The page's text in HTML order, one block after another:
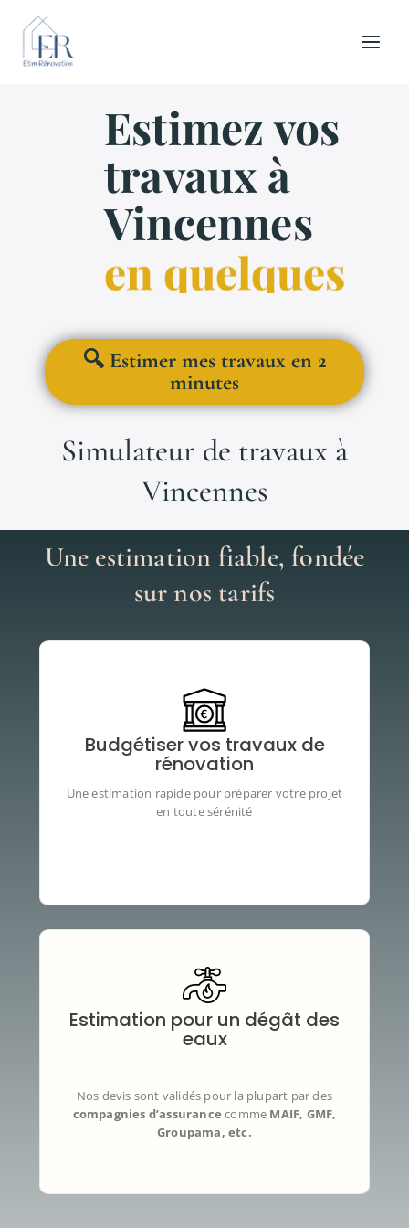
contenu
Estimez vos
travaux à
Vincennes
en quelques
🔍 Estimer mes travaux en 2
minutes
Simulateur de travaux à
Vincennes
Une estimation fiable, fondée
sur nos tarifs
Budgétiser vos travaux de
rénovation
Une estimation rapide pour préparer votre projet
en toute sérénité
Que vous envisagiez de refaire votre
votrecuisine, ou l’ensemble de votre logement,
notre simulateur vous permet debudgétiser votre
projet travauxfacilement, gratuitement, et sans
engagement.
Estimation pour un dégât des
eaux
Nos devis sont validés pour la plupart par des
compagnies d’assurance comme MAIF, GMF,
Groupama, etc.
Notre simulateur vous aide à
des eauxen quelques clics.
basés sur des devis réels validés par
les principales compagnies d’assurance